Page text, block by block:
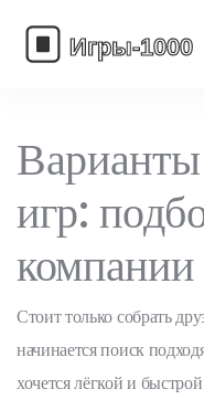
игр:
компании
Стоит только собрать
начинается поиск
хочется лёгкой и